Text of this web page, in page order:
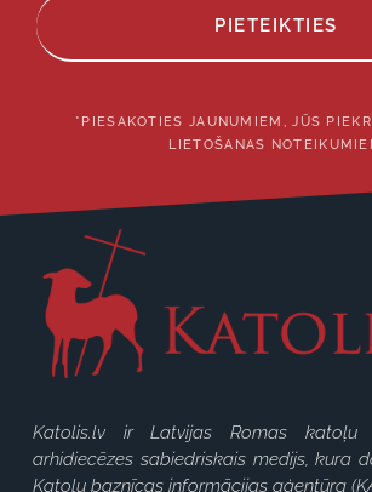
PIETEIKTIES
*PIESAKOTIES JAUNUMIEM, JŪS
LIETOŠANAS
Katolis.lv ir Latvijas Romas katoļu
arhidiecēzes sabiedriskais medijs, kura
Katoļu baznīcas informācijas aģentūra